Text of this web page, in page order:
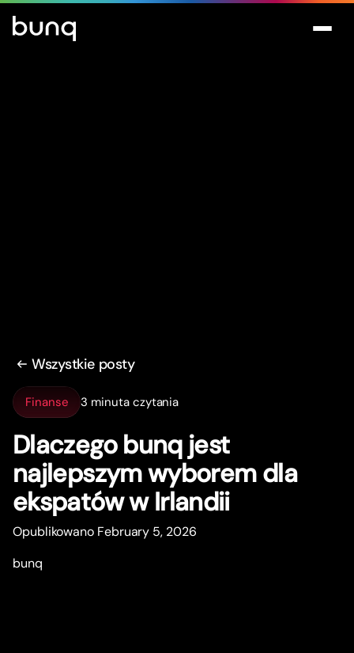
Wszystkie posty
Finanse 3 minuta czytania
Dlaczego bunq jest
najlepszym wyborem dla
ekspatów w Irlandii
Opublikowano February 5, 2026
bunq